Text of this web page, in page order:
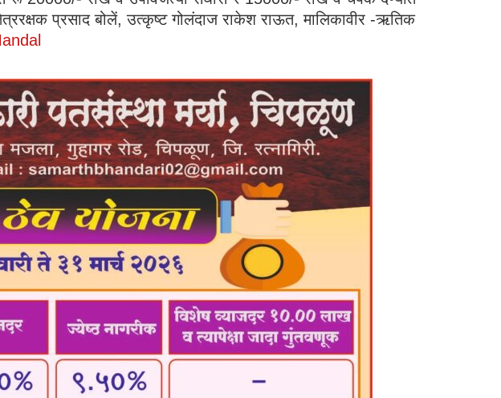
प्रसाद बोलें, उत्कृष्ट गोलंदाज राकेश राऊत, मालिकावीर -ऋतिक